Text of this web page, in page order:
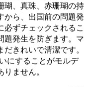
瑚、真珠、赤珊瑚の持
から、出国前の問題発
必ずチェックされるこ
題発生を防ぎます。マ
きれいで清潔です。
にすることがモルデ
ません。